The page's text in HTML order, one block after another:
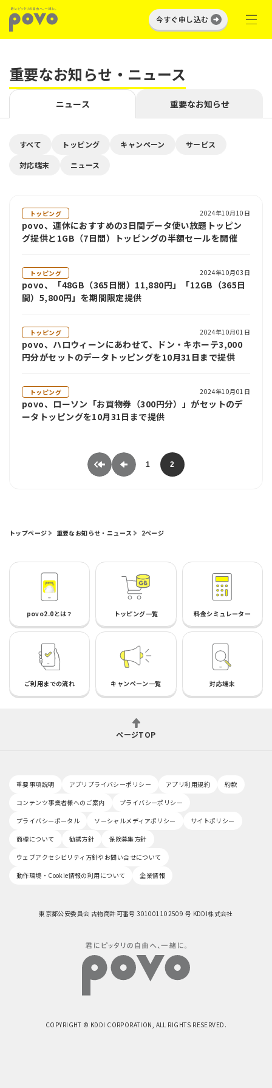
今すぐ申し込む
重要なお知らせ・ニュース
ニュース 重要なお知らせ
すべて トッピング キャンペーン
サービス
対応端末
ニュース
トッピング 2024年10月10日
povo、連休におすすめの3日間データ使い放題トッピン
グ提供と1GB（7日間）トッピングの半額セールを開催
トッピング 2024年10月03日
povo、「48GB（365日間）11,880円」「12GB（365日
間）5,800円」を期間限定提供
トッピング 2024年10月01日
povo、ハロウィーンにあわせて、ドン・キホーテ3,000
円分がセットのデータトッピングを10月31日まで提供
トッピング 2024年10月01日
povo、ローソン「お買物券（300円分）」がセットのデ
ータトッピングを10月31日まで提供
1 2
トップページ 重要なお知らせ・ニュース 2ページ
povo2.0とは？ トッピング一覧 料金シミュレーター
ご利用までの流れ キャンペーン一覧 対応端末
ページTOP
重要事項説明 アプリプライバシーポリシー アプリ利用規約
約款
コンテンツ事業者様へのご案内
プライバシーポリシー
プライバシーポータル
ソーシャルメディアポリシー
サイトポリシー
商標について
勧誘方針
保険募集方針
ウェブアクセシビリティ方針やお問い合せについて
動作環境・Cookie情報の利用について
企業情報
東京都公安委員会 古物商許可番号 301001102509 号 KDDI株式会社
COPYRIGHT © KDDI CORPORATION, ALL RIGHTS RESERVED.